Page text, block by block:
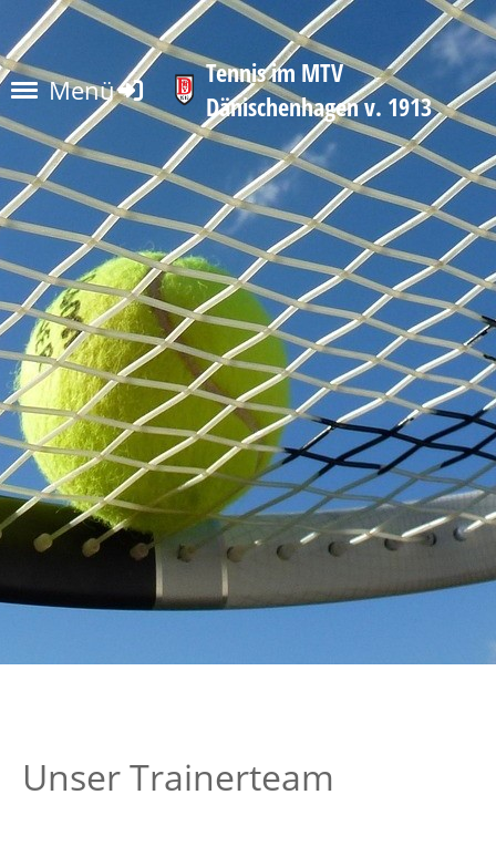
Menü
Tennis im MTV
Dänischenhagen v. 1913
Unser Trainerteam